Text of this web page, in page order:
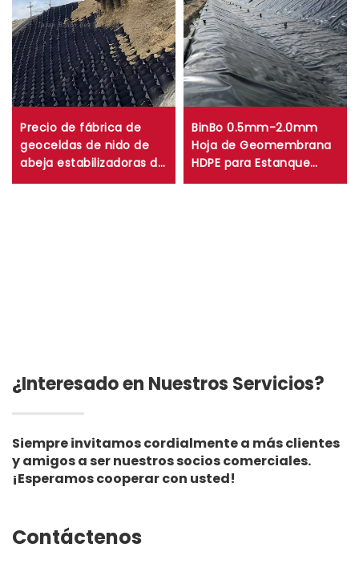
Precio de fábrica de
geoceldas de nido de
abeja estabilizadoras de
grava, geoceldas de
BinBo 0.5mm-2.0mm
Hoja de Geomembrana
HDPE para Estanque
Agrícola Embalse Presa
¿Interesado en Nuestros Servicios?
Siempre invitamos cordialmente a más clientes
y amigos a ser nuestros socios comerciales.
¡Esperamos cooperar con usted!
Contáctenos